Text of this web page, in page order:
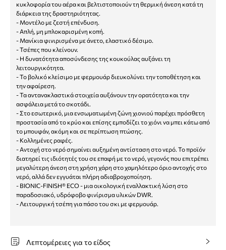
κυκλοφορία του αέρα και βελτιστοποιούν τη θερμική άνεση κατά τη
διάρκεια της δραστηριότητας.
- Μοντέλο με ζεστή επένδυση.
- Απλή, μη μπλοκαρισμένη κοπή.
- Μανίκια φινιρισμένα με άνετο, ελαστικό δέσιμο.
- Τσέπες που κλείνουν.
- Η δυνατότητα αποσύνδεσης της κουκούλας αυξάνει τη
λειτουργικότητα.
- Το βολικό κλείσιμο με φερμουάρ διευκολύνει την τοποθέτηση και
την αφαίρεση.
- Τα αντανακλαστικά στοιχεία αυξάνουν την ορατότητα και την
ασφάλεια μετά το σκοτάδι.
- Στο εσωτερικό, μια ενσωματωμένη ζώνη χιονιού παρέχει πρόσθετη
προστασία από το κρύο και επίσης εμποδίζει το χιόνι να μπει κάτω από
το μπουφάν, ακόμη και σε περίπτωση πτώσης.
- Κολλημένες ραφές.
- Αντοχή στο νερό σημαίνει αυξημένη αντίσταση στο νερό. Το προϊόν
διατηρεί τις ιδιότητές του σε επαφή με το νερό, γεγονός που επιτρέπει
μεγαλύτερη άνεση στη χρήση χάρη στο χαμηλότερο όριο αντοχής στο
νερό, αλλά δεν εγγυάται πλήρη αδιαβροχοποίηση.
- BIONIC-FINISH® ECO - μια οικολογική εναλλακτική λύση στο
παραδοσιακό, υδρόφοβο φινίρισμα υλικών DWR.
- Λειτουργική τσέπη για πάσο του σκι με φερμουάρ.
Λεπτομέρειες για το είδος